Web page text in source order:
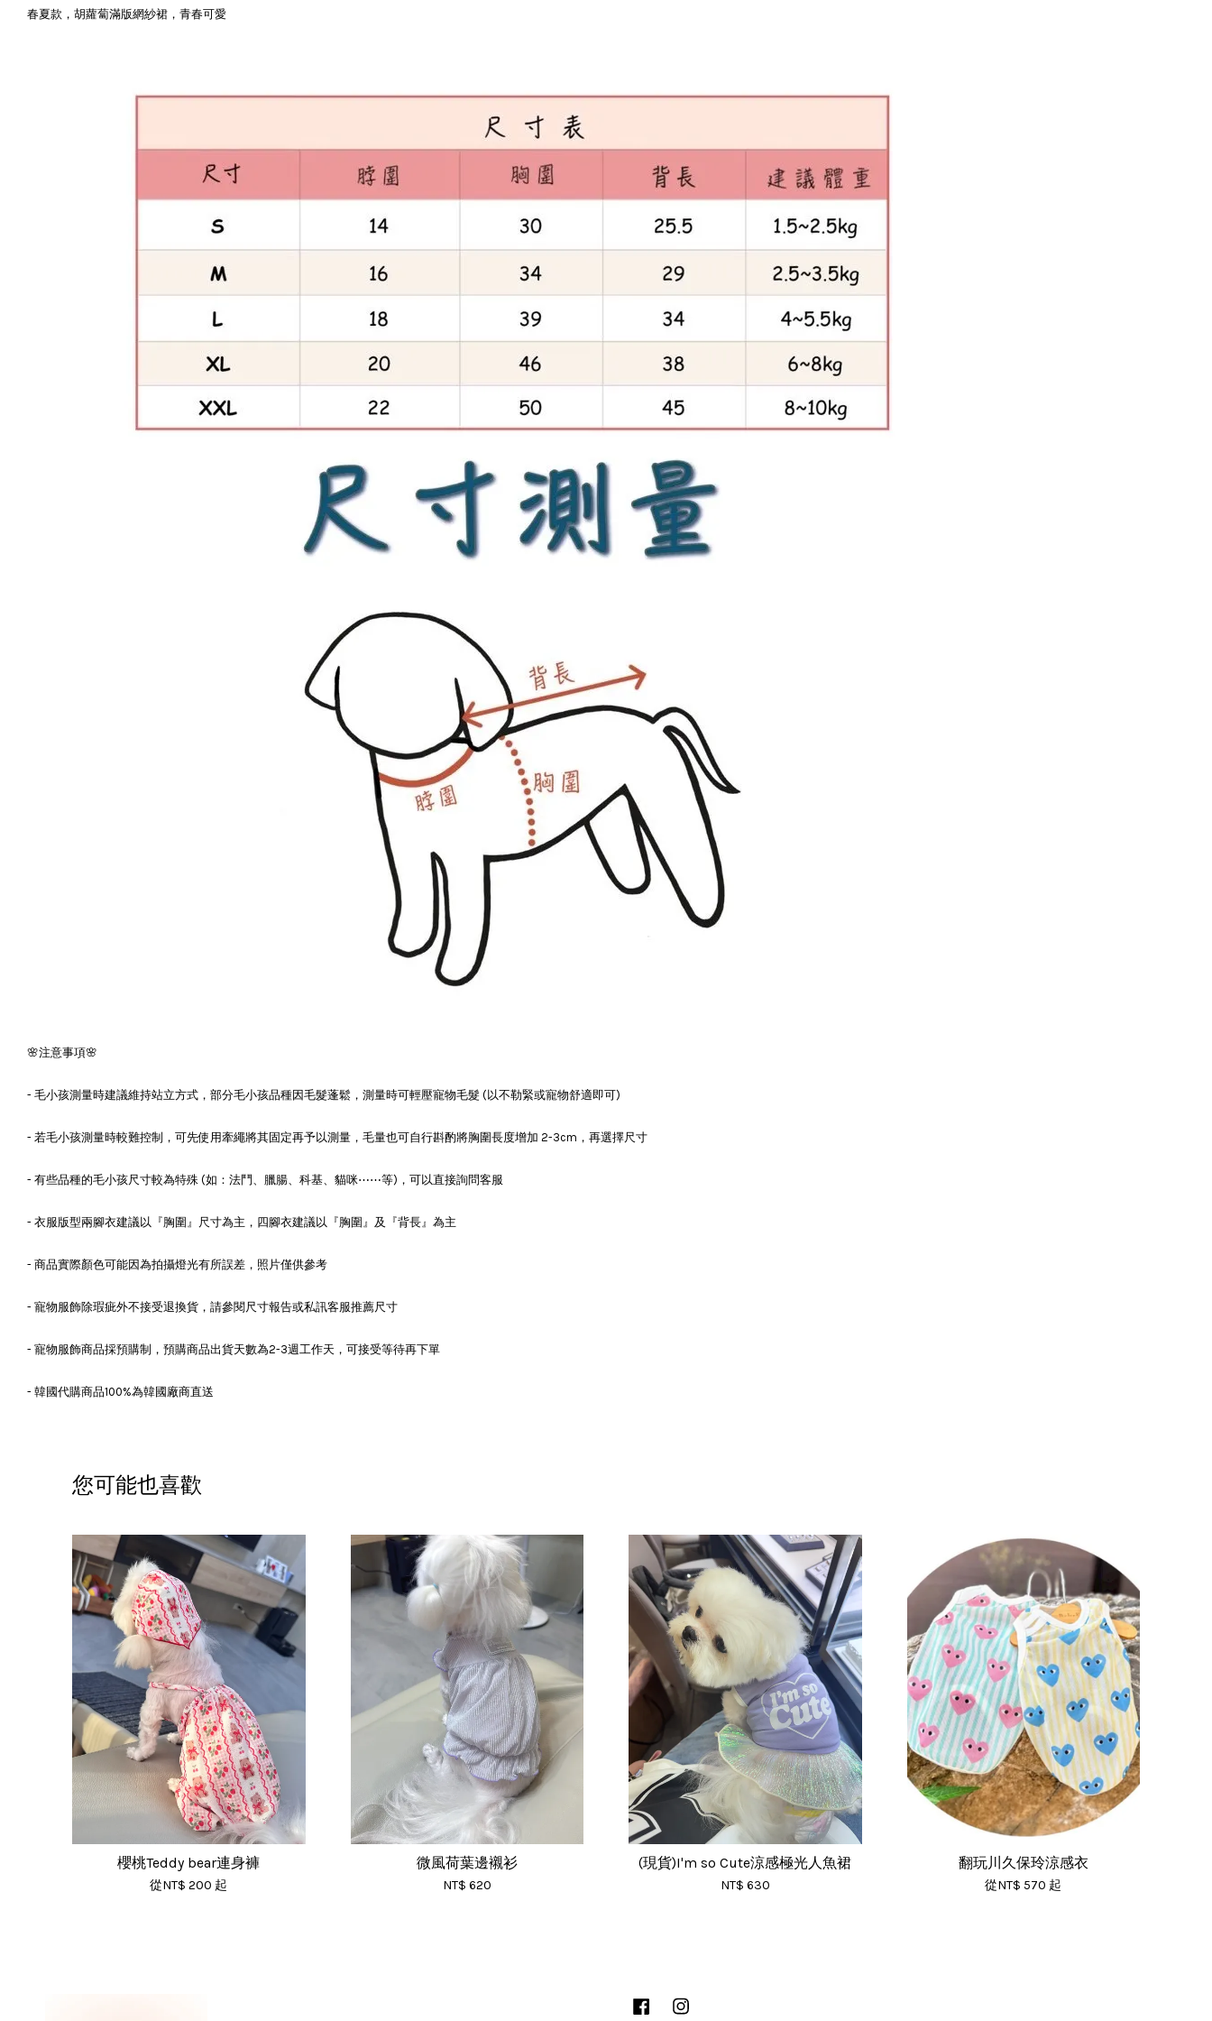
春夏款，胡蘿蔔滿版網紗裙，青春可愛
🌸注意事項🌸
- 毛小孩測量時建議維持站立方式，部分毛小孩品種因毛髮蓬鬆，測量時可輕壓寵物毛髮 (以不勒緊或寵物舒適即可)
- 若毛小孩測量時較難控制，可先使用牽繩將其固定再予以測量，毛量也可自行斟酌將胸圍長度增加 2-3cm，再選擇尺寸
- 有些品種的毛小孩尺寸較為特殊 (如：法鬥、臘腸、科基、貓咪⋯⋯等)，可以直接詢問客服
- 衣服版型兩腳衣建議以『胸圍』尺寸為主，四腳衣建議以『胸圍』及『背長』為主
- 商品實際顏色可能因為拍攝燈光有所誤差，照片僅供參考
- 寵物服飾除瑕疵外不接受退換貨，請參閱尺寸報告或私訊客服推薦尺寸
- 寵物服飾商品採預購制，預購商品出貨天數為2-3週工作天，可接受等待再下單
- 韓國代購商品100%為韓國廠商直送
您可能也喜歡
櫻桃Teddy bear連身褲
從NT$ 200 起
微風荷葉邊襯衫
NT$ 620
(現貨)I'm so Cute涼感極光人魚裙
NT$ 630
翻玩川久保玲涼感衣
從NT$ 570 起
Facebook